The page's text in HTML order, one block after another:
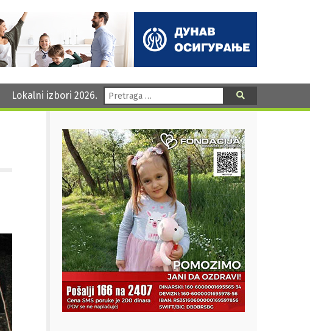
Lokalni izbori 2026. Pretraga: